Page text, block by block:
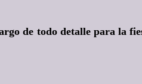
de todo detalle para la